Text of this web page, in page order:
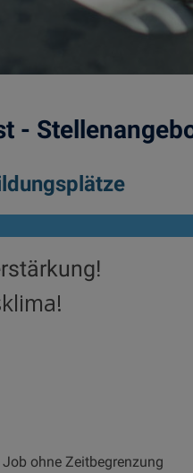
-
ohne Zeitbegrenzung